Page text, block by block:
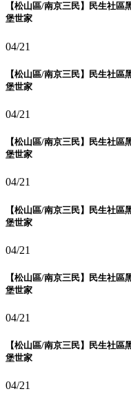
【松山區/南京三民】民生社
堡世家
04/21
【松山區/南京三民】民生社
堡世家
04/21
【松山區/南京三民】民生社
堡世家
04/21
【松山區/南京三民】民生社
堡世家
04/21
【松山區/南京三民】民生社
堡世家
04/21
【松山區/南京三民】民生社
堡世家
04/21